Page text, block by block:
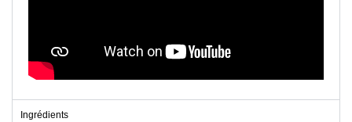
Ingrédients